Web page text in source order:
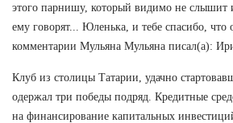
этого парнишу, который видимо не слышит
ему говорят... Юленька, и тебе спасибо, что
комментарии Мульяна Мульяна писал(а):
Клуб из столицы Татарии, удачно
одержал три победы подряд. Кредитные
на финансирование капитальных